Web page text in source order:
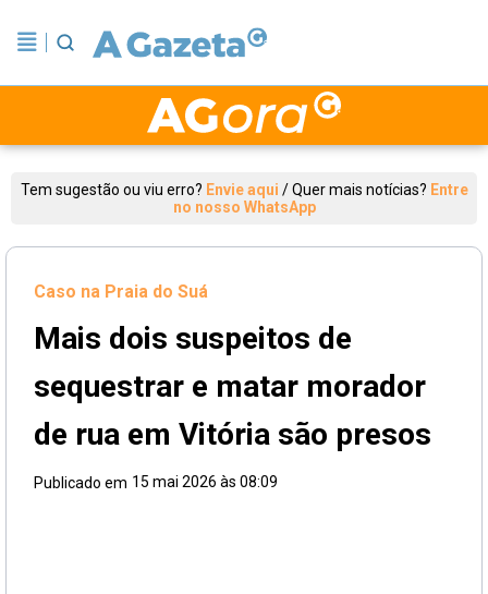
Tem sugestão ou viu erro? Envie aqui /Quer mais notícias? Entre
no nosso WhatsApp
Caso na Praia do Suá
Mais dois suspeitos de
sequestrar e matar morador
de rua em Vitória são presos
Publicado em 15 mai 2026 às 08:09